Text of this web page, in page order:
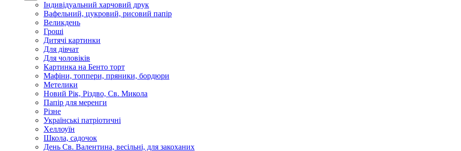
Індивідуальний харчовий друк
Вафельний, цукровий, рисовий папір
Великдень
Гроші
Дитячі картинки
Для дівчат
Для чоловіків
Картинка на Бенто торт
Мафіни, топпери, пряники, бордюри
Метелики
Новий Рік, Різдво, Св. Микола
Папір для меренги
Різне
Українські патріотичні
Хеллоуїн
Школа, садочок
День Св. Валентина, весільні, для закоханих